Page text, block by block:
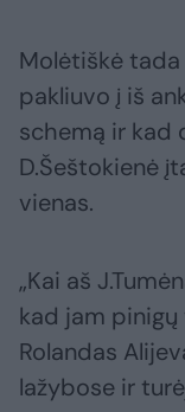
Molėtiškė
pakliuvo į iš
schemą ir kad
D.Šeštokienė
vienas.
„Kai aš
kad jam pinigų
Rolandas
lažybose ir